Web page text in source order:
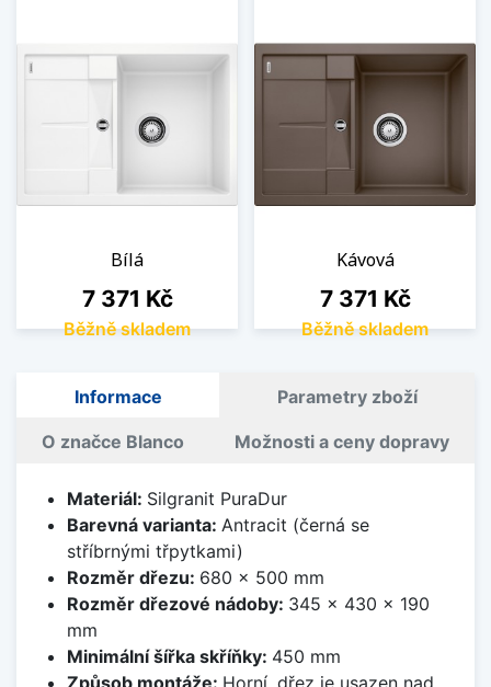
Bílá
Cena
7 371 Kč
Běžně skladem
Kávová
Cena
7 371 Kč
Běžně skladem
Informace Parametry zboží
O značce Blanco Možnosti a ceny dopravy
Materiál: Silgranit PuraDur
Barevná varianta: Antracit (černá se
stříbrnými třpytkami)
Rozměr dřezu: 680 x 500 mm
Rozměr dřezové nádoby: 345 x 430 x 190
mm
Minimální šířka skříňky: 450 mm
Způsob montáže: Horní, dřez je usazen nad